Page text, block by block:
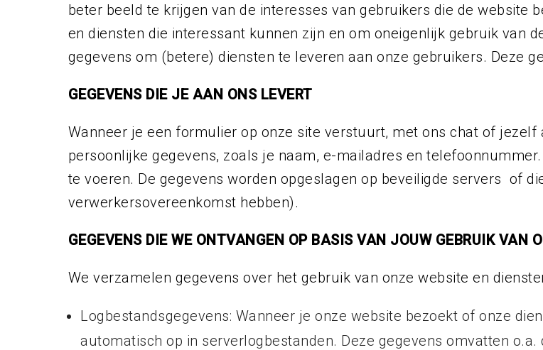
beter beeld te krijgen van de interesses van gebruikers die de website
en diensten die interessant kunnen zijn en om oneigenlijk gebruik van
gegevens om (betere) diensten te leveren aan onze gebruikers. Deze
GEGEVENS DIE JE AAN ONS LEVERT
Wanneer je een formulier op onze site verstuurt, met ons chat of
persoonlijke gegevens, zoals je naam, e-mailadres en
te voeren. De gegevens worden opgeslagen op beveiligde servers of
verwerkersovereenkomst hebben).
GEGEVENS DIE WE ONTVANGEN OP BASIS VAN JOUW GEBRUIK VAN
We verzamelen gegevens over het gebruik van onze website en
Logbestandsgegevens: Wanneer je onze website bezoekt of onze
automatisch op in serverlogbestanden. Deze gegevens omvatten